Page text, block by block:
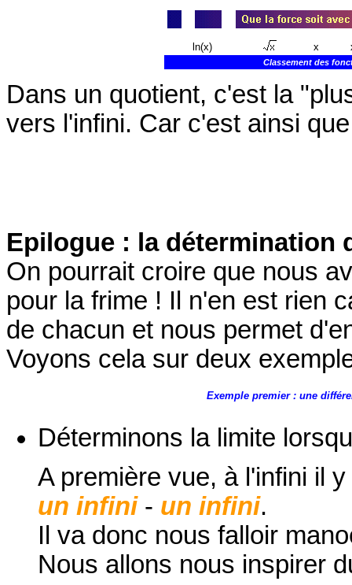
ln(x) x
Classement des
Dans un quotient, c'est la
vers l'infini. Car c'est ainsi
Epilogue : la détermination
On pourrait croire que nous
pour la frime ! Il n'en est rien
de chacun et nous permet
Voyons cela sur deux
Exemple premier : une
Déterminons la limite
A première vue, à l'infini il
un infini- un infini.
Il va donc nous falloir
Nous allons nous inspirer